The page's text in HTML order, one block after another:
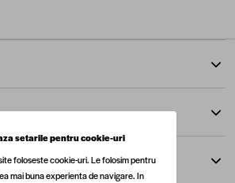
setarile pentru cookie-uri
foloseste cookie-uri. Le folosim pentru
mai buna experienta de navigare. In